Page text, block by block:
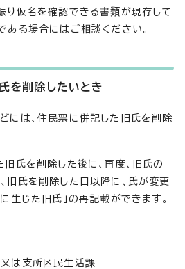
り仮名を確認できる書類が現存して
ある場合にはご相談ください。
を削除したいとき
には、住民票に併記した旧氏を削除
旧氏を削除した後に、再度、旧氏の
旧氏を削除した日以降に、氏が変更
生じた旧氏」の再記載ができます。
は支所区民生活課